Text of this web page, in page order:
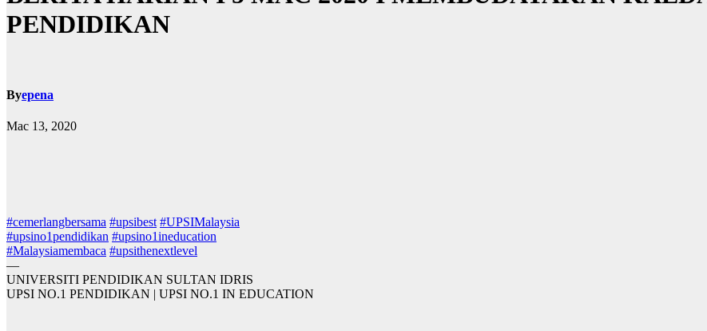
PENDIDIKAN
Byepena
Mac 13, 2020
#cemerlangbersama #upsibest #UPSIMalaysia
#upsino1pendidikan #upsino1ineducation
#Malaysiamembaca #upsithenextlevel
—
UNIVERSITI PENDIDIKAN SULTAN IDRIS
UPSI NO.1 PENDIDIKAN | UPSI NO.1 IN EDUCATION